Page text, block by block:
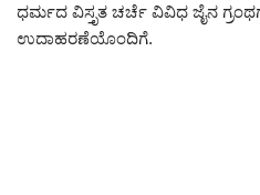
ಧರ್ಮದ ವಿಸ್ತೃತ ಚರ್ಚೆ ವಿವಿಧ ಜೈನ
ಉದಾಹರಣೆಯೊಂದಿಗೆ.